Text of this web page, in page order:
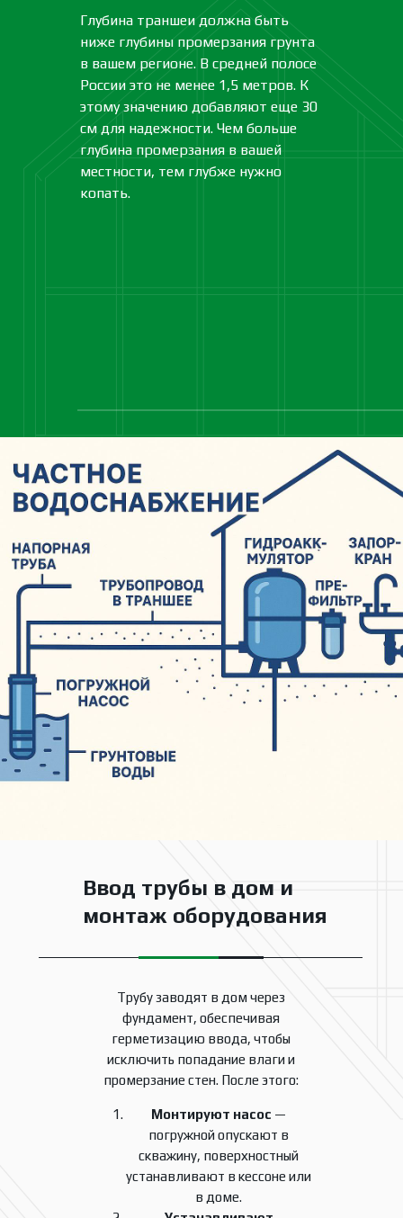
Глубина траншеи должна быть
ниже глубины промерзания грунта
в вашем регионе. В средней полосе
России это не менее 1,5 метров. К
этому значению добавляют еще 30
см для надежности. Чем больше
глубина промерзания в вашей
местности, тем глубже нужно
копать.
Трубу заводят в дом через
фундамент, обеспечивая
герметизацию ввода, чтобы
исключить попадание влаги и
промерзание стен. После этого:
Монтируют насос —
погружной опускают в
скважину, поверхностный
устанавливают в кессоне или
в доме.
Ввод трубы в дом и
монтаж оборудования